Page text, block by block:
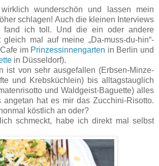
wunderschön und lassen mein
schlagen! Auch die kleinen Interviews
fand ich toll. Und die ein oder andere
gleich mal auf meine „Da-muss-du-hin“-
im Prinzessinnengarten in Berlin und
in Düsseldorf).
ist von sehr ausgefallen (Erbsen-Minze-
und Krebsküchlein) bis alltagstauglich
und Waldgeist-Baguette) alles
angetan hat es mir das Zucchini-Risotto.
köstlich an oder?
schmeckt, habe ich direkt mal selbst